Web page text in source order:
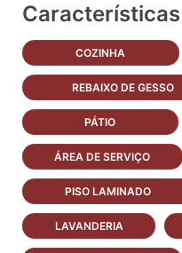
Características
COZINHA
REBAIXO DE GESSO
PÁTIO
ÁREA DE SERVIÇO
PISO LAMINADO
LAVANDERIA